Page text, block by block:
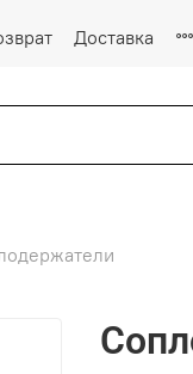
Доставка